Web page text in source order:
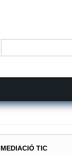
Cerca
MEDIACIÓ TIC